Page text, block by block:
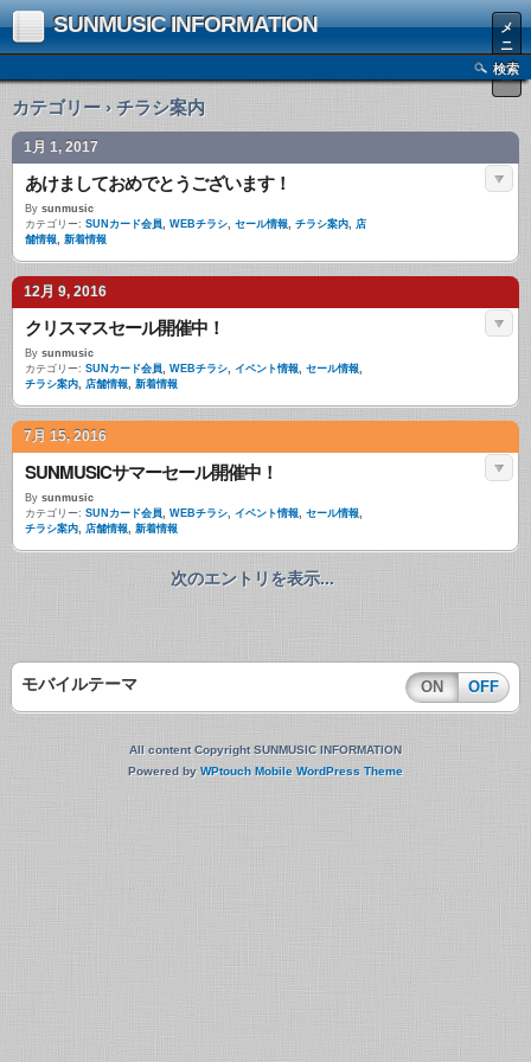
SUNMUSIC INFORMATION
メ
ニ
ュ
ー
検索
カテゴリー › チラシ案内
1月 1, 2017
あけましておめでとうございます！
By sunmusic
カテゴリー: SUNカード会員, WEBチラシ, セール情報, チラシ案内, 店
舗情報, 新着情報
12月 9, 2016
クリスマスセール開催中！
By sunmusic
カテゴリー: SUNカード会員, WEBチラシ, イベント情報, セール情報,
チラシ案内, 店舗情報, 新着情報
7月 15, 2016
SUNMUSICサマーセール開催中！
By sunmusic
カテゴリー: SUNカード会員, WEBチラシ, イベント情報, セール情報,
チラシ案内, 店舗情報, 新着情報
次のエントリを表示...
モバイルテーマ ON OFF
All content Copyright SUNMUSIC INFORMATION
Powered by WPtouch Mobile WordPress Theme